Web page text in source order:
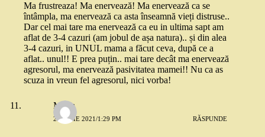
Ma frustreaza! Ma enervează! Ma enervează ca se
întâmpla, ma enervează ca asta înseamnă vieți distruse..
Dar cel mai tare ma enervează ca eu in ultima sapt am
aflat de 3-4 cazuri (am jobul de așa natura).. și din alea
3-4 cazuri, in UNUL mama a făcut ceva, după ce a
aflat.. unul!! E prea puțin.. mai tare decât ma enervează
agresorul, ma enervează pasivitatea mamei!! Nu ca as
scuza in vreun fel agresorul, nici vorba!
Maria
23 IULIE 2021/1:29 PM RĂSPUNDE